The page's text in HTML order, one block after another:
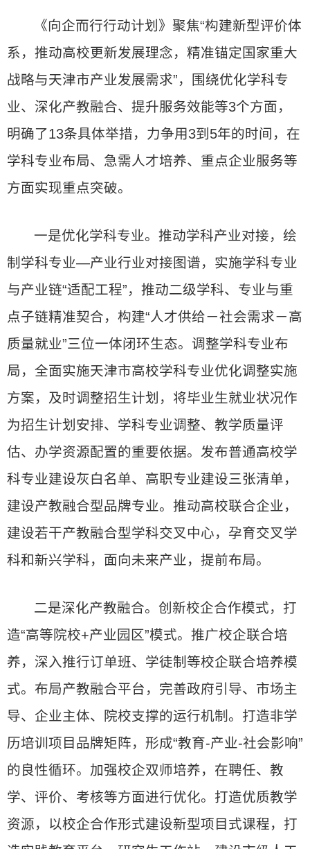
《向企而行行动计划》聚焦“构建新型评价体
系，推动高校更新发展理念，精准锚定国家重大
战略与天津市产业发展需求”，围绕优化学科专
业、深化产教融合、提升服务效能等3个方面，
明确了13条具体举措，力争用3到5年的时间，在
学科专业布局、急需人才培养、重点企业服务等
方面实现重点突破。
一是优化学科专业。推动学科产业对接，绘
制学科专业—产业行业对接图谱，实施学科专业
与产业链“适配工程”，推动二级学科、专业与重
点子链精准契合，构建“人才供给－社会需求－高
质量就业”三位一体闭环生态。调整学科专业布
局，全面实施天津市高校学科专业优化调整实施
方案，及时调整招生计划，将毕业生就业状况作
为招生计划安排、学科专业调整、教学质量评
估、办学资源配置的重要依据。发布普通高校学
科专业建设灰白名单、高职专业建设三张清单，
建设产教融合型品牌专业。推动高校联合企业，
建设若干产教融合型学科交叉中心，孕育交叉学
科和新兴学科，面向未来产业，提前布局。
二是深化产教融合。创新校企合作模式，打
造“高等院校+产业园区”模式。推广校企联合培
养，深入推行订单班、学徒制等校企联合培养模
式。布局产教融合平台，完善政府引导、市场主
导、企业主体、院校支撑的运行机制。打造非学
历培训项目品牌矩阵，形成“教育-产业-社会影响”
的良性循环。加强校企双师培养，在聘任、教
学、评价、考核等方面进行优化。打造优质教学
资源，以校企合作形式建设新型项目式课程，打